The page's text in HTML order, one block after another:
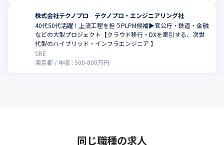
株式会社テクノプロ テクノプロ・エンジニアリング社
40代50代活躍！上流工程を担うPLPM候補▶︎官公庁・鉄道・金融
などの大型プロジェクト【クラウド移行・DXを牽引する、次世
代型のハイブリッド・インフラエンジニア 】
SRE
東京都
年収 : 500-800万円
同じ職種の求人